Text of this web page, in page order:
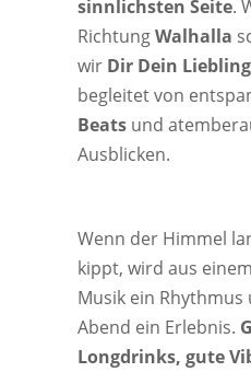
sinnlichsten Seite.
RichtungWalhalla
wir Dir Dein
begleitet von
Beatsund
Ausblicken.
Wenn der Himmel
kippt, wird aus
Musik ein Rhythmus
Abend ein Erlebnis.
Longdrinks, gute